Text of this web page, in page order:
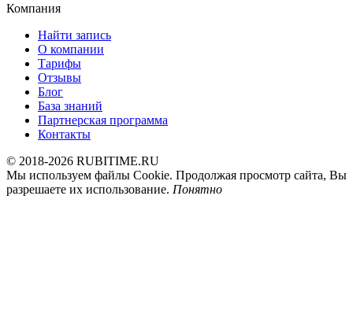
Компания
Найти запись
О компании
Тарифы
Отзывы
Блог
База знаний
Партнерская программа
Контакты
© 2018-2026 RUBITIME.RU
Мы используем файлы Cookie. Продолжая просмотр сайта, Вы
разрешаете их использование. Понятно